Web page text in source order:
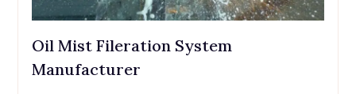
Oil Mist Fileration System
Manufacturer